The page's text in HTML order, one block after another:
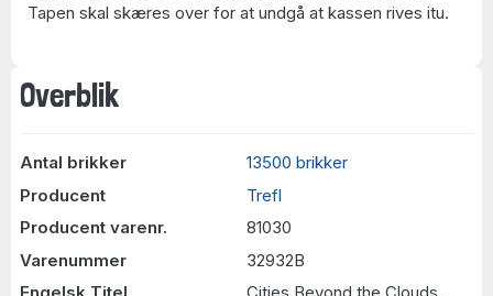
Overblik
Antal brikker
13500 brikker
Producent
Trefl
Producent varenr.
81030
Varenummer
32932B
Tapen skal skæres over for at undgå at kassen rives itu.